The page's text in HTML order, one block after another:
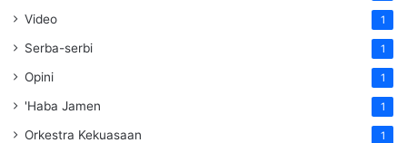
Video 1
Serba-serbi 1
Opini 1
'Haba Jamen 1
Orkestra Kekuasaan 1